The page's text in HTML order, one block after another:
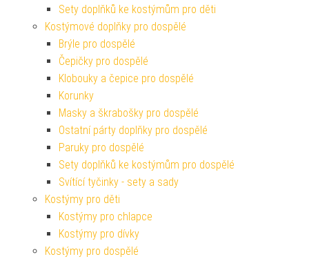
Sety doplňků ke kostýmům pro děti
Kostýmové doplňky pro dospělé
Brýle pro dospělé
Čepičky pro dospělé
Klobouky a čepice pro dospělé
Korunky
Masky a škrabošky pro dospělé
Ostatní párty doplňky pro dospělé
Paruky pro dospělé
Sety doplňků ke kostýmům pro dospělé
Svítící tyčinky - sety a sady
Kostýmy pro děti
Kostýmy pro chlapce
Kostýmy pro dívky
Kostýmy pro dospělé